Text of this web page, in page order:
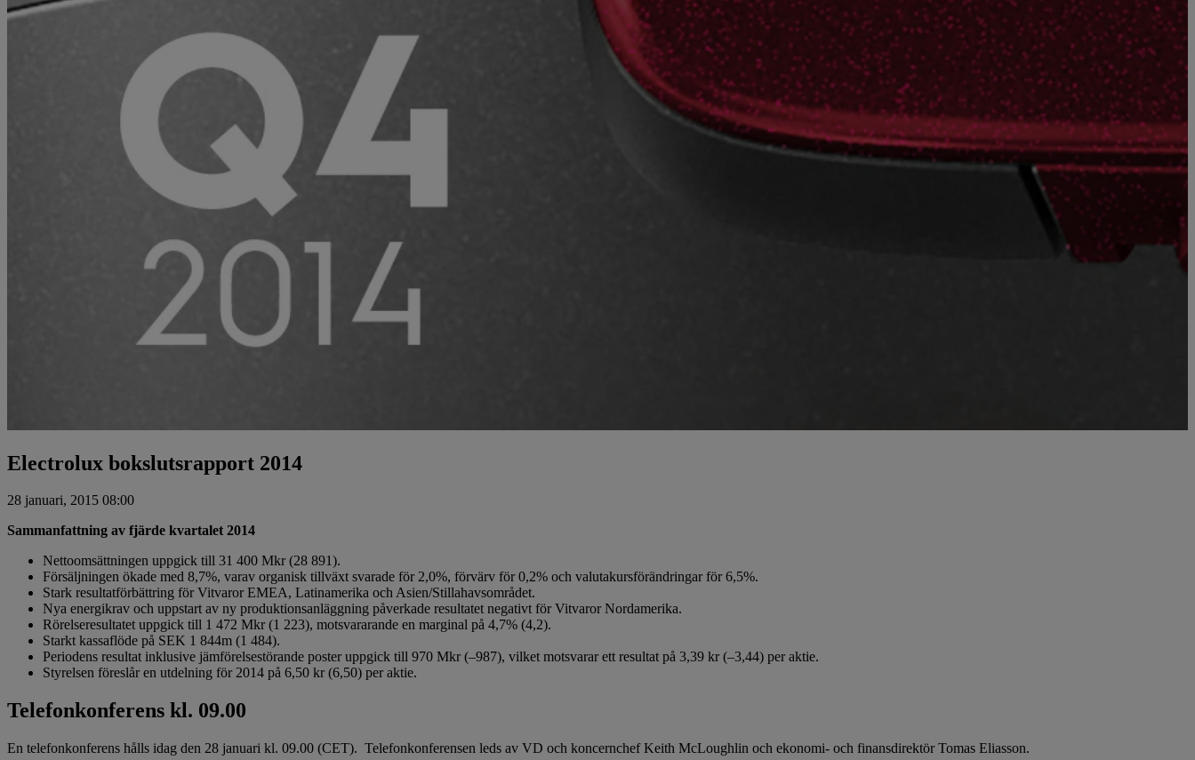
Electrolux bokslutsrapport 2014
28 januari, 2015 08:00
Sammanfattning av fjärde kvartalet 2014
Nettoomsättningen uppgick till 31 400 Mkr (28 891).
Försäljningen ökade med 8,7%, varav organisk tillväxt svarade för 2,0%, förvärv för 0,2% och valutakursförändringar för 6,5%.
Stark resultatförbättring för Vitvaror EMEA, Latinamerika och Asien/Stillahavsområdet.
Nya energikrav och uppstart av ny produktionsanläggning påverkade resultatet negativt för Vitvaror Nordamerika.
Rörelseresultatet uppgick till 1 472 Mkr (1 223), motsvararande en marginal på 4,7% (4,2).
Starkt kassaflöde på SEK 1 844m (1 484).
Periodens resultat inklusive jämförelsestörande poster uppgick till 970 Mkr (–987), vilket motsvarar ett resultat på 3,39 kr (–3,44) per aktie.
Styrelsen föreslår en utdelning för 2014 på 6,50 kr (6,50) per aktie.
Telefonkonferens kl. 09.00
En telefonkonferens hålls idag den 28 januari kl. 09.00 (CET). Telefonkonferensen leds av VD och koncernchef Keith McLoughlin och ekonomi- och finansdirektör Tomas Eliasson.